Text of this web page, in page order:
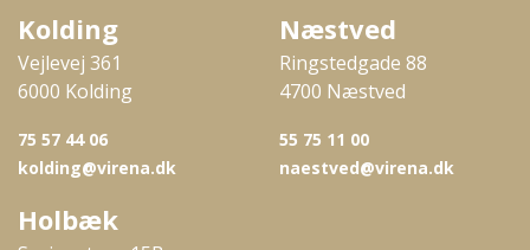
Kolding
Vejlevej 361
6000 Kolding
75 57 44 06
kolding@virena.dk
Næstved
Ringstedgade 88
4700 Næstved
55 75 11 00
naestved@virena.dk
Holbæk